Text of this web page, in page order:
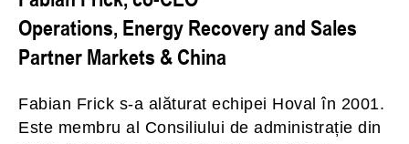
Operations, Energy Recovery and Sales
Partner Markets & China
Fabian Frick s-a alăturat echipei Hoval în 2001.
Este membru al Consiliului de administrație din